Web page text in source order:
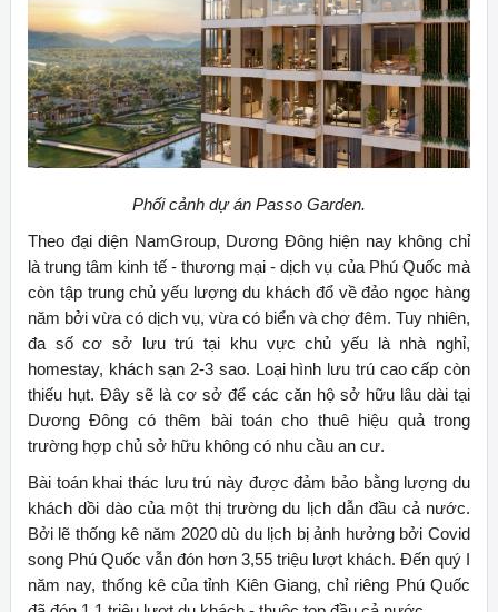
Phối cảnh dự án Passo Garden.
Theo đại diện NamGroup, Dương Đông hiện nay không chỉ
là trung tâm kinh tế - thương mại - dịch vụ của Phú Quốc mà
còn tập trung chủ yếu lượng du khách đổ về đảo ngọc hàng
năm bởi vừa có dịch vụ, vừa có biển và chợ đêm. Tuy nhiên,
đa số cơ sở lưu trú tại khu vực chủ yếu là nhà nghỉ,
homestay, khách sạn 2-3 sao. Loại hình lưu trú cao cấp còn
thiếu hụt. Đây sẽ là cơ sở để các căn hộ sở hữu lâu dài tại
Dương Đông có thêm bài toán cho thuê hiệu quả trong
trường hợp chủ sở hữu không có nhu cầu an cư.
Bài toán khai thác lưu trú này được đảm bảo bằng lượng du
khách dồi dào của một thị trường du lịch dẫn đầu cả nước.
Bởi lẽ thống kê năm 2020 dù du lịch bị ảnh hưởng bởi Covid
song Phú Quốc vẫn đón hơn 3,55 triệu lượt khách. Đến quý I
năm nay, thống kê của tỉnh Kiên Giang, chỉ riêng Phú Quốc